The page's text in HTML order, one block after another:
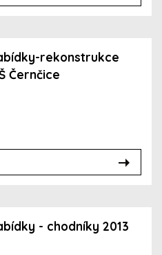
rekonstrukce
Černčice
- chodníky 2013